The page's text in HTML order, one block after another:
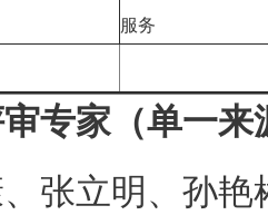
服务
专家（单一
张立明、孙艳